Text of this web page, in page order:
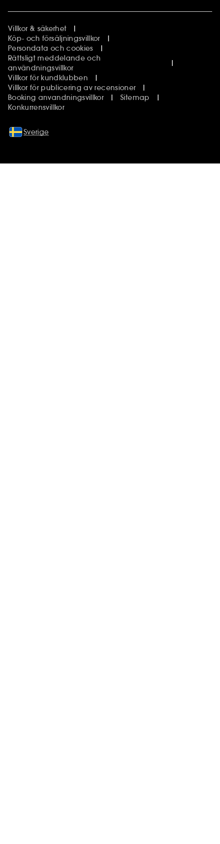
Villkor & säkerhet
Köp- och försäljningsvillkor
Persondata och cookies
Rättsligt meddelande och
användningsvillkor
Villkor för kundklubben
Villkor för publicering av recensioner
Booking anvandningsvillkor
Sitemap
Konkurrensvillkor
Sverige